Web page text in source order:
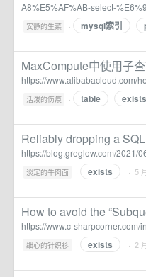
A8%E5%AF%AB-select-
安静的生菜 · mysql索引
MaxCompute中使用子
https://www.alibabacloud.com/
活泼的伤痕 · table exists
Reliably dropping a
https://blog.greglow.com/2021/
淡定的牛肉面 · exists · 5
How to avoid the
https://www.c-
细心的针织衫 · exists · 2